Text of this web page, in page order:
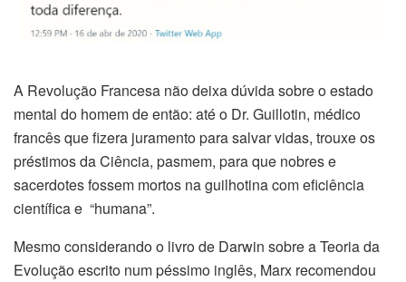
A Revolução Francesa não deixa dúvida sobre o estado
mental do homem de então: até o Dr. Guillotin, médico
francês que fizera juramento para salvar vidas, trouxe os
préstimos da Ciência, pasmem, para que nobres e
sacerdotes fossem mortos na guilhotina com eficiência
científica e “humana”.
Mesmo considerando o livro de Darwin sobre a Teoria da
Evolução escrito num péssimo inglês, Marx recomendou